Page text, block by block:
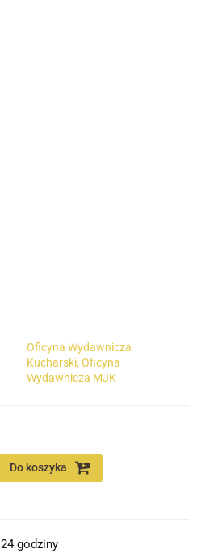
Oficyna Wydawnicza
Kucharski, Oficyna
Wydawnicza MJK
Do koszyka
24 godziny